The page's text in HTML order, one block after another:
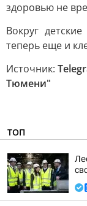
здоровью не
Вокруг
теперь еще и
Источник:
Тюмени"
ТОП